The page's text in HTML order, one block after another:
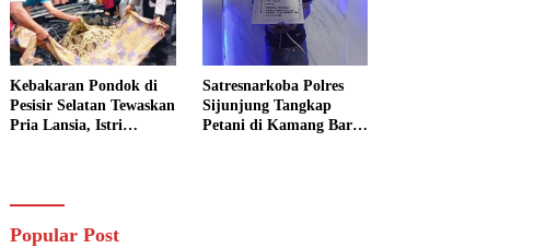
Kebakaran Pondok di
Pesisir Selatan Tewaskan
Pria Lansia, Istri
Satresnarkoba Polres
Sijunjung Tangkap
Petani di Kamang Baru,
Popular Post